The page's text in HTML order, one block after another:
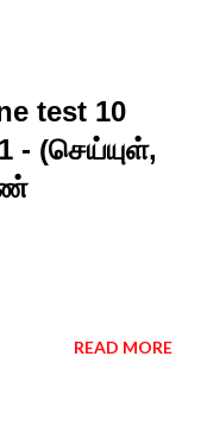
test 10
- (செய்யுள்,
READ MORE